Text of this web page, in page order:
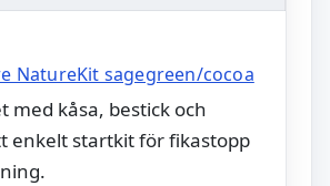
NatureKit sagegreen/cocoa
med kåsa, bestick och
enkelt startkit för fikastopp